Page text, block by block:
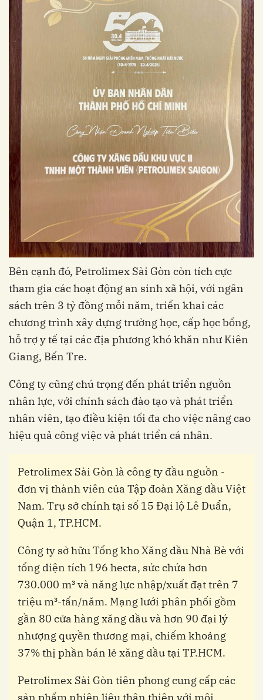
Bên cạnh đó, Petrolimex Sài Gòn còn tích cực
tham gia các hoạt động an sinh xã hội, với ngân
sách trên 3 tỷ đồng mỗi năm, triển khai các
chương trình xây dựng trường học, cấp học bổng,
hỗ trợ y tế tại các địa phương khó khăn như Kiên
Giang, Bến Tre.
Công ty cũng chú trọng đến phát triển nguồn
nhân lực, với chính sách đào tạo và phát triển
nhân viên, tạo điều kiện tối đa cho việc nâng cao
hiệu quả công việc và phát triển cá nhân.
Petrolimex Sài Gòn là công ty đầu nguồn -
đơn vị thành viên của Tập đoàn Xăng dầu Việt
Nam. Trụ sở chính tại số 15 Đại lộ Lê Duẩn,
Quận 1, TP.HCM.
Công ty sở hữu Tổng kho Xăng dầu Nhà Bè với
tổng diện tích 196 hecta, sức chứa hơn
730.000 m³ và năng lực nhập/xuất đạt trên 7
triệu m³-tấn/năm. Mạng lưới phân phối gồm
gần 80 cửa hàng xăng dầu và hơn 90 đại lý
nhượng quyền thương mại, chiếm khoảng
37% thị phần bán lẻ xăng dầu tại TP.HCM.
Petrolimex Sài Gòn tiên phong cung cấp các